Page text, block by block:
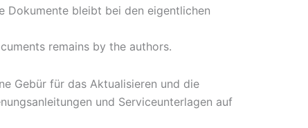
Dokumente bleibt bei den eigentlichen
remains by the authors.
Gebür für das Aktualisieren und die
und Serviceunterlagen auf